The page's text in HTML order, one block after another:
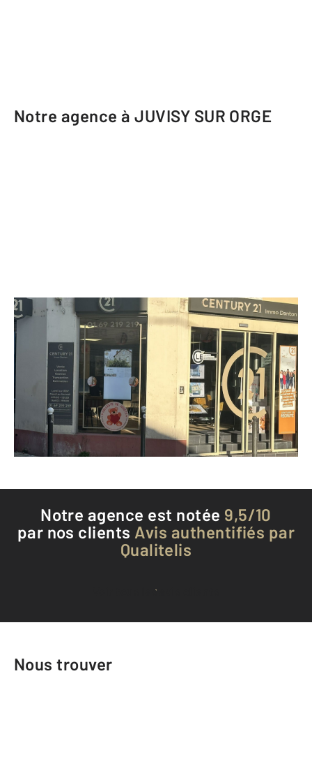
Notre agence à JUVISY SUR ORGE
CENTURY 21 Immo Danton
1 rue George Sand
JUVISY SUR ORGE - 91260
Envoyer un message
Téléphoner à l'agence
Notre agence est notée 9,5/10
par nos clients Avis authentifiés par
Qualitelis
Voir tous les avis clients
Nous trouver